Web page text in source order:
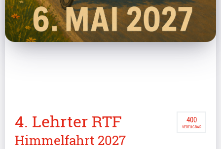
4. Lehrter RTF
Himmelfahrt 2027
400
VERFÜGBAR